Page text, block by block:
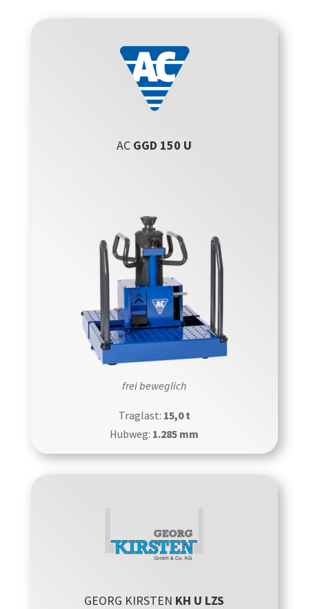
AC GGD 150 U
frei beweglich
Traglast: 15,0 t
Hubweg: 1.285 mm
GEORG KIRSTEN KH U LZS